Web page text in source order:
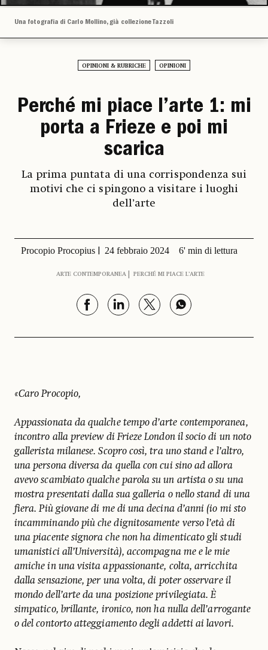
Una fotografia di Carlo Mollino, già collezione Tazzoli
OPINIONI & RUBRICHE OPINIONI
Perché mi piace l’arte 1: mi
porta a Frieze e poi mi
scarica
La prima puntata di una corrispondenza sui
motivi che ci spingono a visitare i luoghi
dell’arte
Procopio Procopius 24 febbraio 2024 6' min di lettura
ARTE CONTEMPORANEA PERCHÉ MI PIACE L’ARTE
«Caro Procopio,
Appassionata da qualche tempo d’arte contemporanea,
incontro alla preview di Frieze London il socio di un noto
gallerista milanese. Scopro così, tra uno stand e l’altro,
una persona diversa da quella con cui sino ad allora
avevo scambiato qualche parola su un artista o su una
mostra presentati dalla sua galleria o nello stand di una
fiera. Più giovane di me di una decina d’anni (io mi sto
incamminando più che dignitosamente verso l’età di
una piacente signora che non ha dimenticato gli studi
umanistici all’Università), accompagna me e le mie
amiche in una visita appassionante, colta, arricchita
dalla sensazione, per una volta, di poter osservare il
mondo dell’arte da una posizione privilegiata. È
simpatico, brillante, ironico, non ha nulla dell’arrogante
o del contorto atteggiamento degli addetti ai lavori.